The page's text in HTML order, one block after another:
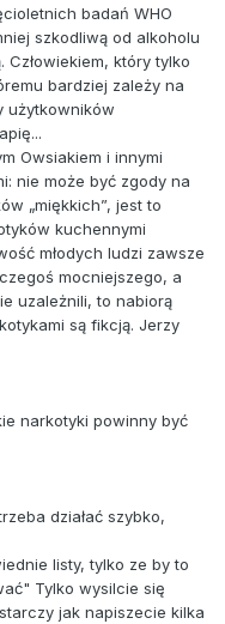
badań WHO
szkodliwą od alkoholu
który tylko
bardziej zależy na
użytkowników
Owsiakiem i innymi
nie może być zgody na
„miękkich”, jest to
kuchennymi
młodych ludzi zawsze
mocniejszego, a
uzależnili, to nabiorą
są fikcją. Jerzy
narkotyki powinny być
działać szybko,
listy, tylko ze by to
Tylko wysilcie się
jak napiszecie kilka